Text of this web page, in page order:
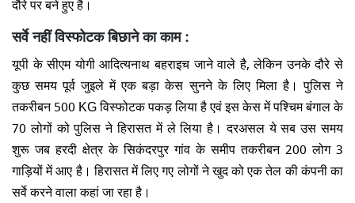
सर्वे नहीं विस्फोटक बिछाने का काम :
यूपी के सीएम योगी आदित्यनाथ बहराइच जाने वाले है, लेकिन उनके दौरे से
कुछ समय पूर्व जुइले में एक बड़ा केस सुनने के लिए मिला है। पुलिस ने
तकरीबन 500 KG विस्फोटक पकड़ लिया है एवं इस केस में पश्चिम बंगाल के
70 लोगों को पुलिस ने हिरासत में ले लिया है। दरअसल ये सब उस समय
शुरू जब हरदी क्षेत्र के सिकंदरपुर गांव के समीप तकरीबन 200 लोग 3
गाड़ियों में आए है। हिरासत में लिए गए लोगों ने खुद को एक तेल की कंपनी का
सर्वे करने वाला कहां जा रहा है।